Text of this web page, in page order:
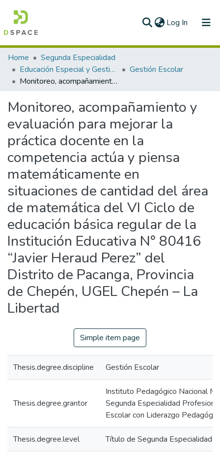
Log In (current)
Communities & Collections
All of DSpace
Home
Segunda Especialidad
Educación Especial y Gestión Escolar
Gestión Escolar
Monitoreo, acompañamiento y evaluación para mejorar la práctica docente en la competencia actúa y piensa matemáticamente en situaciones de cantidad del área de matemática del VI Ciclo de educación básica regular de la Institución Educativa N° 80416 “Javier Heraud Perez” del Distrito de Pacanga, Provincia de Chepén, UGEL Chepén – La Libertad
Monitoreo, acompañamiento y
evaluación para mejorar la
práctica docente en la
competencia actúa y piensa
matemáticamente en
situaciones de cantidad del área
de matemática del VI Ciclo de
educación básica regular de la
Institución Educativa N° 80416
“Javier Heraud Perez” del
Distrito de Pacanga, Provincia
de Chepén, UGEL Chepén – La
Libertad
Simple item page
Thesis.degree.discipline Gestión Escolar
Thesis.degree.grantor
Instituto Pedagógico Nacional
Segunda Especialidad
Escolar con Liderazgo
Thesis.degree.level Título de Segunda Especialidad